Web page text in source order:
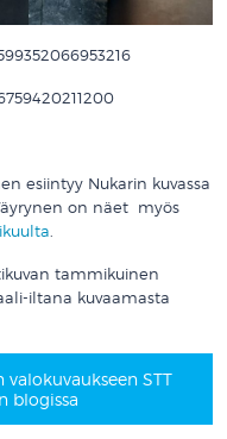
esiintyy Nukarin kuvassa
on näet myös
tammikuinen
iltana kuvaamasta
STT
blogissa